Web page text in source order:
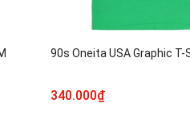
90s Oneita USA Graphic T-
340.000₫